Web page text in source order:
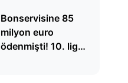
Bonservisine 85
milyon euro
ödenmişti! 10. lig